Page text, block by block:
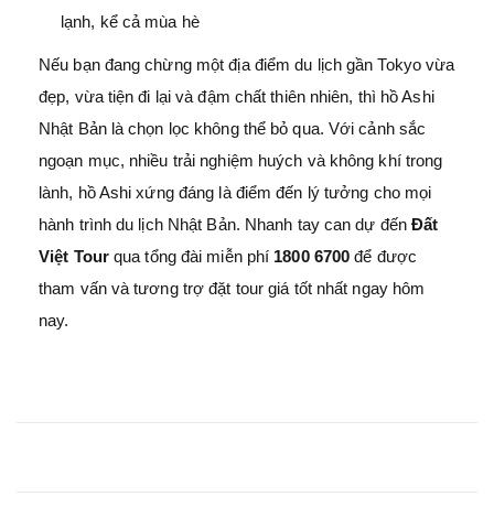
lạnh, kể cả mùa hè
Nếu bạn đang chừng một địa điểm du lịch gần Tokyo vừa
đẹp, vừa tiện đi lại và đậm chất thiên nhiên, thì hồ Ashi
Nhật Bản là chọn lọc không thể bỏ qua. Với cảnh sắc
ngoạn mục, nhiều trải nghiệm huých và không khí trong
lành, hồ Ashi xứng đáng là điểm đến lý tưởng cho mọi
hành trình du lịch Nhật Bản. Nhanh tay can dự đến Đất
Việt Tour qua tổng đài miễn phí 1800 6700 để được
tham vấn và tương trợ đặt tour giá tốt nhất ngay hôm
nay.